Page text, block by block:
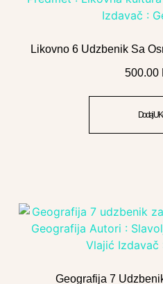
Likovno 6 Udzbenik Sa
500.00
Dodaj U
Geografija 7